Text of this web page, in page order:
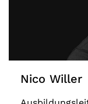
Nico Willer